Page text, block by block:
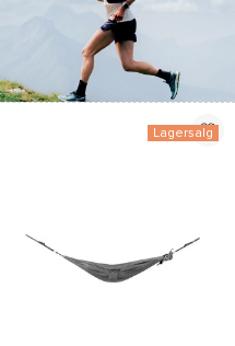
Lagersalg